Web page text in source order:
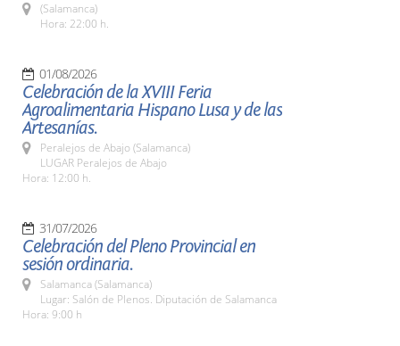
(Salamanca)
Hora: 22:00 h.
01/08/2026
Celebración de la XVIII Feria
Agroalimentaria Hispano Lusa y de las
Artesanías.
Peralejos de Abajo (Salamanca)
LUGAR Peralejos de Abajo
Hora: 12:00 h.
31/07/2026
Celebración del Pleno Provincial en
sesión ordinaria.
Salamanca (Salamanca)
Lugar: Salón de Plenos. Diputación de Salamanca
Hora: 9:00 h